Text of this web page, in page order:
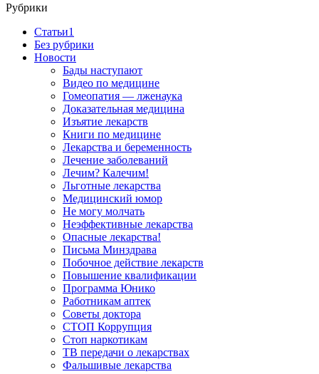
Рубрики
Cтатьи1
Без рубрики
Новости
Бады наступают
Видео по медицине
Гомеопатия — лженаука
Доказательная медицина
Изъятие лекарств
Книги по медицине
Лекарства и беременность
Лечение заболеваний
Лечим? Калечим!
Льготные лекарства
Медицинский юмор
Не могу молчать
Неэффективные лекарства
Опасные лекарства!
Письма Минздрава
Побочное действие лекарств
Повышение квалификации
Программа Юнико
Работникам аптек
Советы доктора
СТОП Коррупция
Стоп наркотикам
ТВ передачи о лекарствах
Фальшивые лекарства